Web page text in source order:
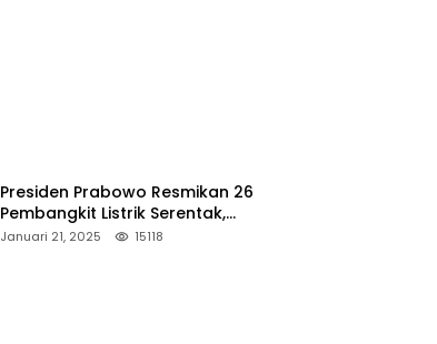
Presiden Prabowo Resmikan 26
Pembangkit Listrik Serentak,
PLTA Asahan 3 Jadi Sorotan
Januari 21, 2025 15118